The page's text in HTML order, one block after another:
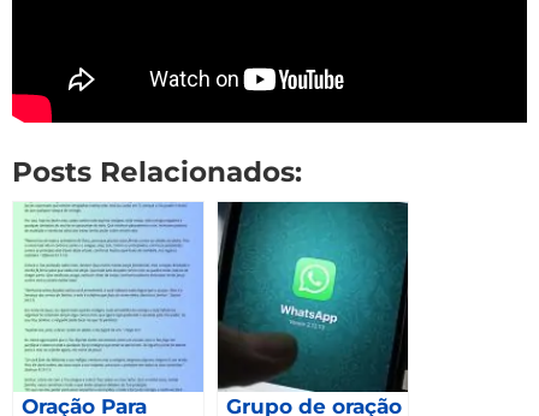
Posts Relacionados:
Oração Para
Grupo de oração